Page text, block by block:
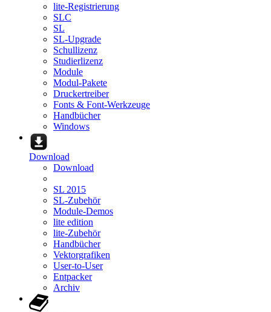
lite-Registrierung
SLC
SL
SL-Upgrade
Schullizenz
Studierlizenz
Module
Modul-Pakete
Druckertreiber
Fonts & Font-Werkzeuge
Handbücher
Windows
Download
Download
SL 2015
SL-Zubehör
Module-Demos
lite edition
lite-Zubehör
Handbücher
Vektorgrafiken
User-to-User
Entpacker
Archiv